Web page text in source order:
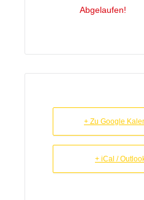
Abgelaufen!
+ Zu Google
+ iCal /